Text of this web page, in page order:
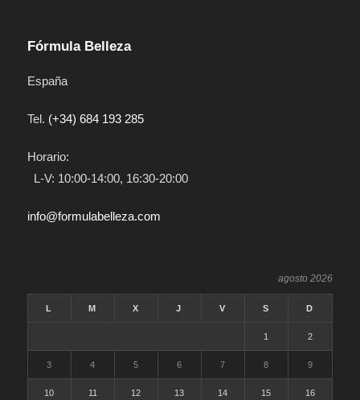
Fórmula Belleza
España
Tel. (+34) 684 193 285
Horario:
L-V: 10:00-14:00, 16:30-20:00
info@formulabelleza.com
agosto 2026
L M X J V S D
1 2
3 4 5 6 7 8 9
10 11 12 13 14 15 16